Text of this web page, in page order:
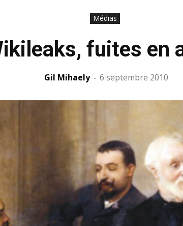
Médias
fuites en
Gil Mihaely - 6 septembre 2010